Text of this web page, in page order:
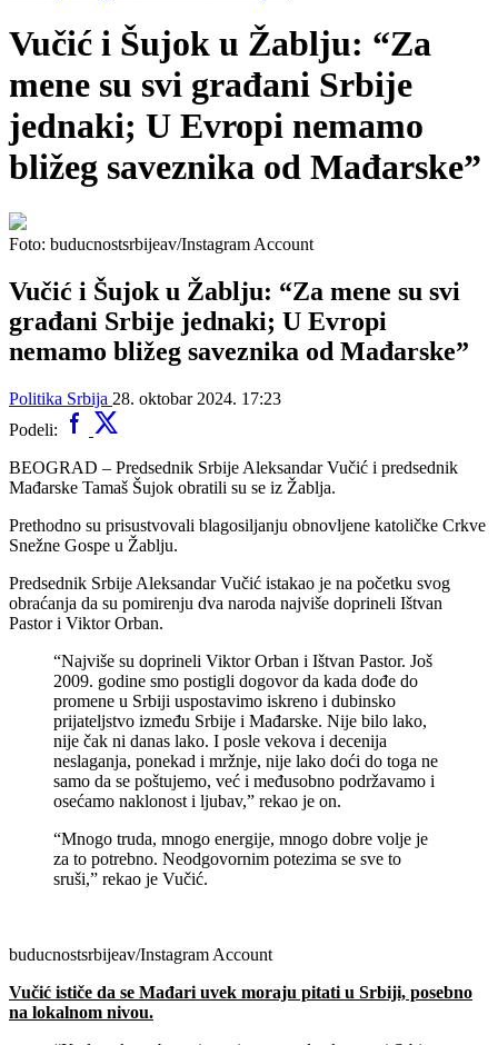
Vučić i Šujok u Žablju: “Za
mene su svi građani Srbije
jednaki; U Evropi nemamo
bližeg saveznika od Mađarske”
Foto: buducnostsrbijeav/Instagram Account
Vučić i Šujok u Žablju: “Za mene su svi
građani Srbije jednaki; U Evropi
nemamo bližeg saveznika od Mađarske”
Politika Srbija 28. oktobar 2024. 17:23
Podeli:
BEOGRAD – Predsednik Srbije Aleksandar Vučić i predsednik
Mađarske Tamaš Šujok obratili su se iz Žablja.
Prethodno su prisustvovali blagosiljanju obnovljene katoličke Crkve
Snežne Gospe u Žablju.
Predsednik Srbije Aleksandar Vučić istakao je na početku svog
obraćanja da su pomirenju dva naroda najviše doprineli Ištvan
Pastor i Viktor Orban.
“Najviše su doprineli Viktor Orban i Ištvan Pastor. Još
2009. godine smo postigli dogovor da kada dođe do
promene u Srbiji uspostavimo iskreno i dubinsko
prijateljstvo između Srbije i Mađarske. Nije bilo lako,
nije čak ni danas lako. I posle vekova i decenija
neslaganja, ponekad i mržnje, nije lako doći do toga ne
samo da se poštujemo, već i međusobno podržavamo i
osećamo naklonost i ljubav,” rekao je on.
“Mnogo truda, mnogo energije, mnogo dobre volje je
za to potrebno. Neodgovornim potezima se sve to
sruši,” rekao je Vučić.
buducnostsrbijeav/Instagram Account
Vučić ističe da se Mađari uvek moraju pitati u Srbiji, posebno
na lokalnom nivou.